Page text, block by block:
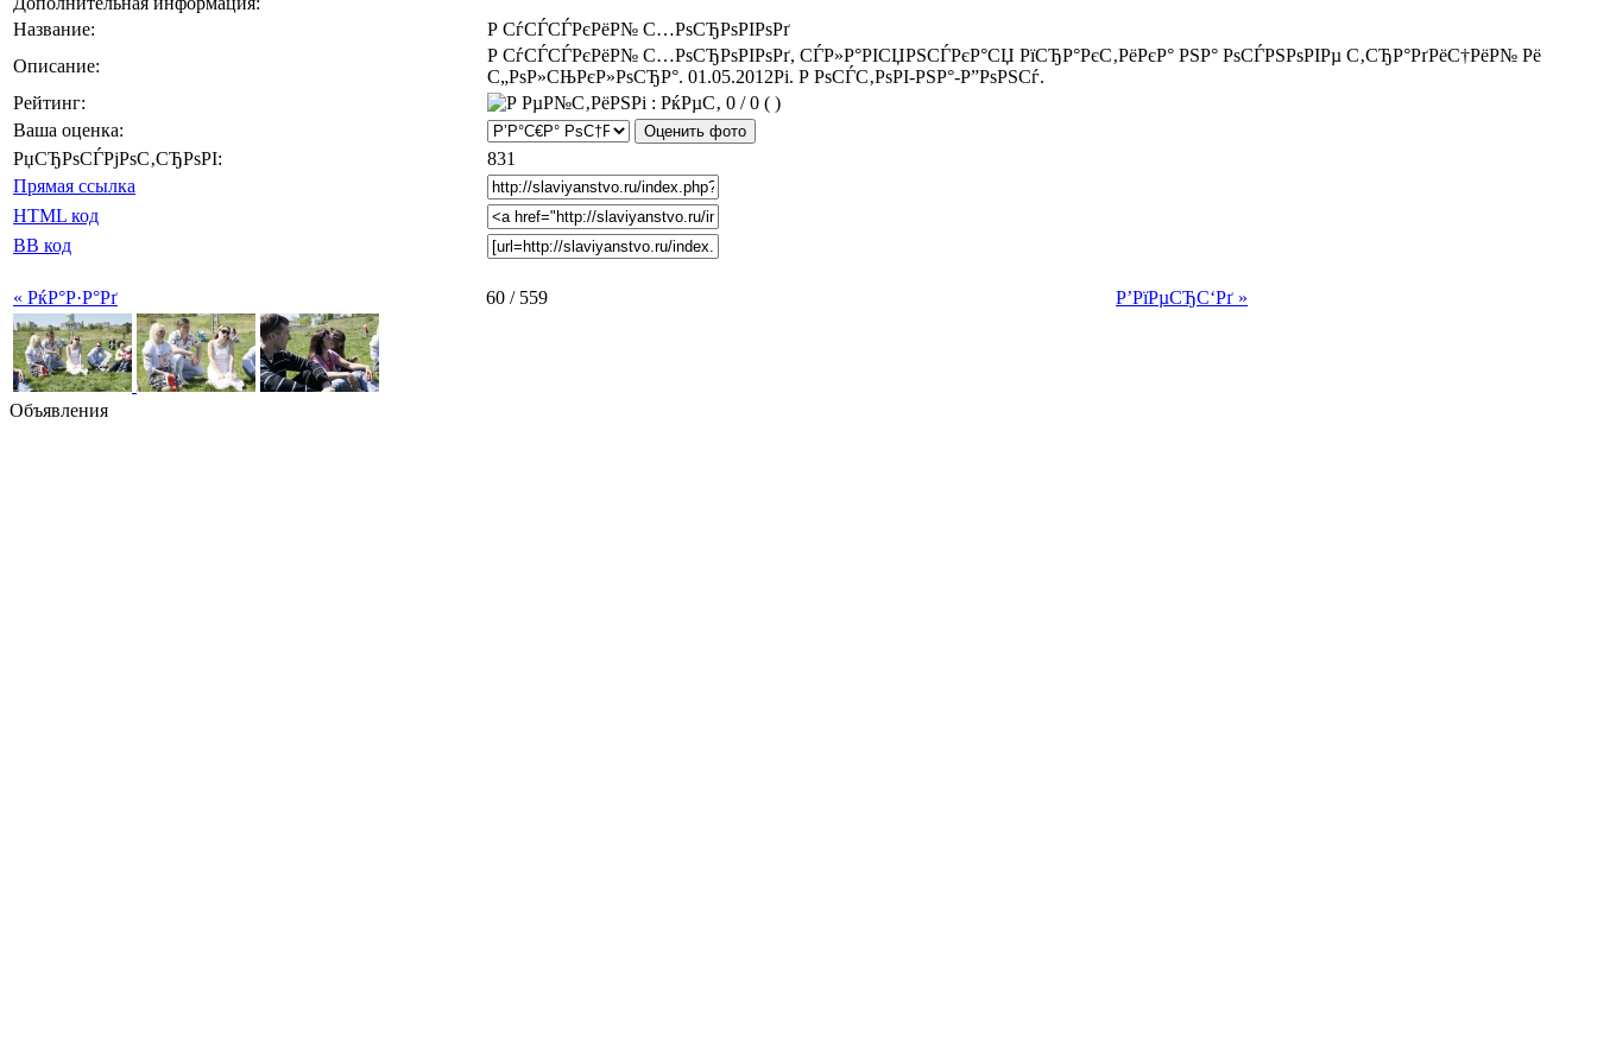
Название:
Р СѓСЃСЃРєРёР№ С…РѕСЂРѕРІРѕРґ
Описание:
Р СѓСЃСЃРєРёР№ С…РѕСЂРѕРІРѕРґ, СЃР»Р°РІСЏРЅСЃРєР°СЏ РїСЂР°РєС‚РёРєР° РЅР° РѕСЃРЅРѕРІРµ С‚СЂР°РґРёС†РёР№ Рё
С„РѕР»СЊРєР»РѕСЂР°. 01.05.2012Рі. Р РѕСЃС‚РѕРІ-РЅР°-Р”РѕРЅСѓ.
Рейтинг:
0 / 0 ( )
Ваша оценка:
РџСЂРѕСЃРјРѕС‚СЂРѕРІ:
831
Прямая ссылка
HTML код
BB код
« РќР°Р·Р°Рґ 60 / 559 Р’РїРµСЂС‘Рґ »
Объявления